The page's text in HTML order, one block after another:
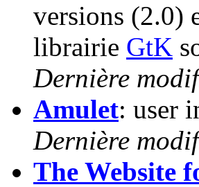
versions (2.0)
librairie GtK
Dernière
Amulet: user
Dernière
The Website